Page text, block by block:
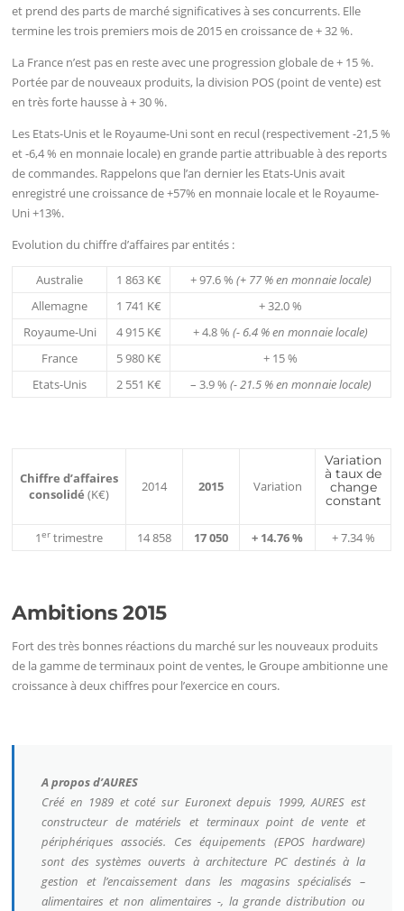
et prend des parts de marché significatives à ses concurrents. Elle
termine les trois premiers mois de 2015 en croissance de + 32 %.
La France n’est pas en reste avec une progression globale de + 15 %.
Portée par de nouveaux produits, la division POS (point de vente) est
en très forte hausse à + 30 %.
Les Etats-Unis et le Royaume-Uni sont en recul (respectivement -21,5 %
et -6,4 % en monnaie locale) en grande partie attribuable à des reports
de commandes. Rappelons que l’an dernier les Etats-Unis avait
enregistré une croissance de +57% en monnaie locale et le Royaume-
Uni +13%.
Evolution du chiffre d’affaires par entités :
Australie 1 863 K€ + 97.6 % (+ 77 % en monnaie locale)
Allemagne
1 741 K€
+ 32.0 %
Royaume-Uni
4 915 K€ + 4.8 %(- 6.4 % en monnaie locale)
France
5 980 K€
+ 15 %
Etats-Unis
2 551 K€ – 3.9 % (- 21.5 % en monnaie locale)
Chiffre d’affaires
consolidé(K€) 2014 2015 Variation
Variation
à taux de
change
constant
1er trimestre 14 858 17 050 + 14.76 % + 7.34 %
Ambitions 2015
Fort des très bonnes réactions du marché sur les nouveaux produits
de la gamme de terminaux point de ventes, le Groupe ambitionne une
croissance à deux chiffres pour l’exercice en cours.
A propos d’AURES
Créé en 1989 et coté sur Euronext depuis 1999, AURES est
constructeur de matériels et terminaux point de vente et
périphériques associés. Ces équipements (EPOS hardware)
sont des systèmes ouverts à architecture PC destinés à la
gestion et l’encaissement dans les magasins spécialisés –
alimentaires et non alimentaires -, la grande distribution ou